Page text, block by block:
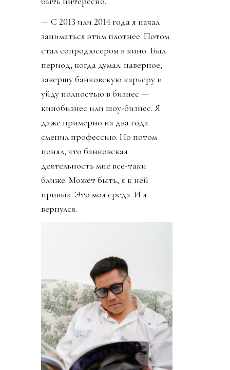
— С 2013 или 2014 года я начал
заниматься этим плотнее. Потом
стал сопродюсером в кино. Был
период, когда думал: наверное,
завершу банковскую карьеру и
уйду полностью в бизнес —
кинобизнес или шоу-бизнес. Я
даже примерно на два года
сменил профессию. Но потом
понял, что банковская
деятельность мне все-таки
ближе. Может быть, я к ней
привык. Это моя среда. И я
вернулся.